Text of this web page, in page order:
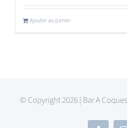
initial
était :
est :
Ajouter au panier
© Copyright 2026 | Bar A